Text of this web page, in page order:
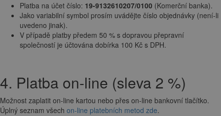
Platba na účet číslo: 19-9132610207/0100 (Komerční banka).
Jako variabilní symbol prosím uvádějte číslo objednávky (není-li
uvedeno jinak).
V případě platby předem 50 % s dopravou přepravní
společností je účtována dobírka 100 Kč s DPH.
4. Platba on-line (sleva 2 %)
Možnost zaplatit on-line kartou nebo přes on-line bankovní tlačítko.
Úplný seznam všech on-line platebních metod zde.